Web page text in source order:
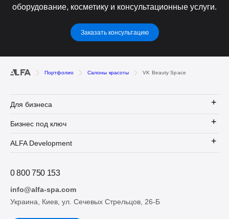
оборудование, косметику и консультационные услуги.
Заказать консультацию
Портфолио Салоны красоты VK Beauty Space
Для бизнеса
Бизнес под ключ
ALFA Development
0 800 750 153
info@alfa-spa.com
Украина, Киев, ул. Сечевых Стрельцов, 26-Б